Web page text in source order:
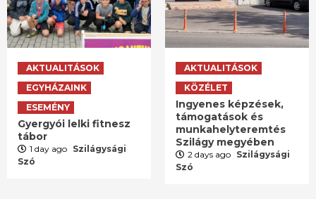
AKTUALITÁSOK
EGYHÁZAINK
ESEMÉNY
Gyergyói lelki fitnesz
tábor
1 day ago Szilágysági
Szó
AKTUALITÁSOK
KÖZÉLET
Ingyenes képzések,
támogatások és
munkahelyteremtés
Szilágy megyében
2 days ago Szilágysági
Szó